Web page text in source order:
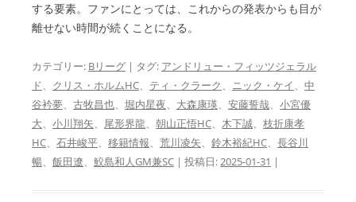
する要素。ファンにとっては、これからの発表からも目が
離せない時間が続くことになる。
カテゴリー: Bリーグ | タグ: アンドリュー・フィッツジェラル
ド、 クリス・ホルムHC、 ティ・クラーク、 ニック・ケイ、 中
谷衿夢、 古牧昌也、 堀内星夜、 大森康瑛、 安藤誓哉、 小宮優
大、 小川翔矢、 尾形界龍、 朝山正悟HC、 木下誠、 枝折康孝
HC、 石井峻平、 移籍情報、 荒川凌矢、 鈴木裕紀HC、 長谷川
暢、 飯田遼、 鮫島和人GM兼SC | 投稿日:2025-01-31 |